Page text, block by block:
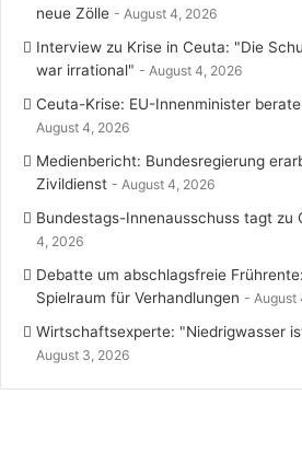
neue Zölle
August 4, 2026
Interview zu Krise in Ceuta: "Die
war irrational"
August 4, 2026
Ceuta-Krise: EU-Innenminister
August 4, 2026
Medienbericht: Bundesregierung
Zivildienst
August 4, 2026
Bundestags-Innenausschuss tagt zu
4, 2026
Debatte um abschlagsfreie
Spielraum für Verhandlungen
August
Wirtschaftsexperte: "Niedrigwasser
August 3, 2026